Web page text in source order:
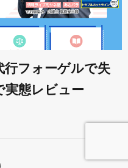
行フォーゲルで失
実態レビュー